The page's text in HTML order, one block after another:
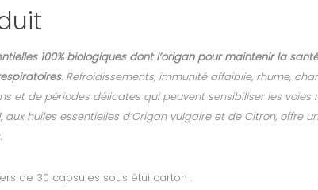
100% biologiques dont l’origan pour maintenir la
. Refroidissements, immunité affaiblie, rhume,
et de périodes délicates qui peuvent sensibiliser les voies
aux huiles essentielles d’Origan vulgaire et de Citron, offre
de 30 capsules sous étui carton .